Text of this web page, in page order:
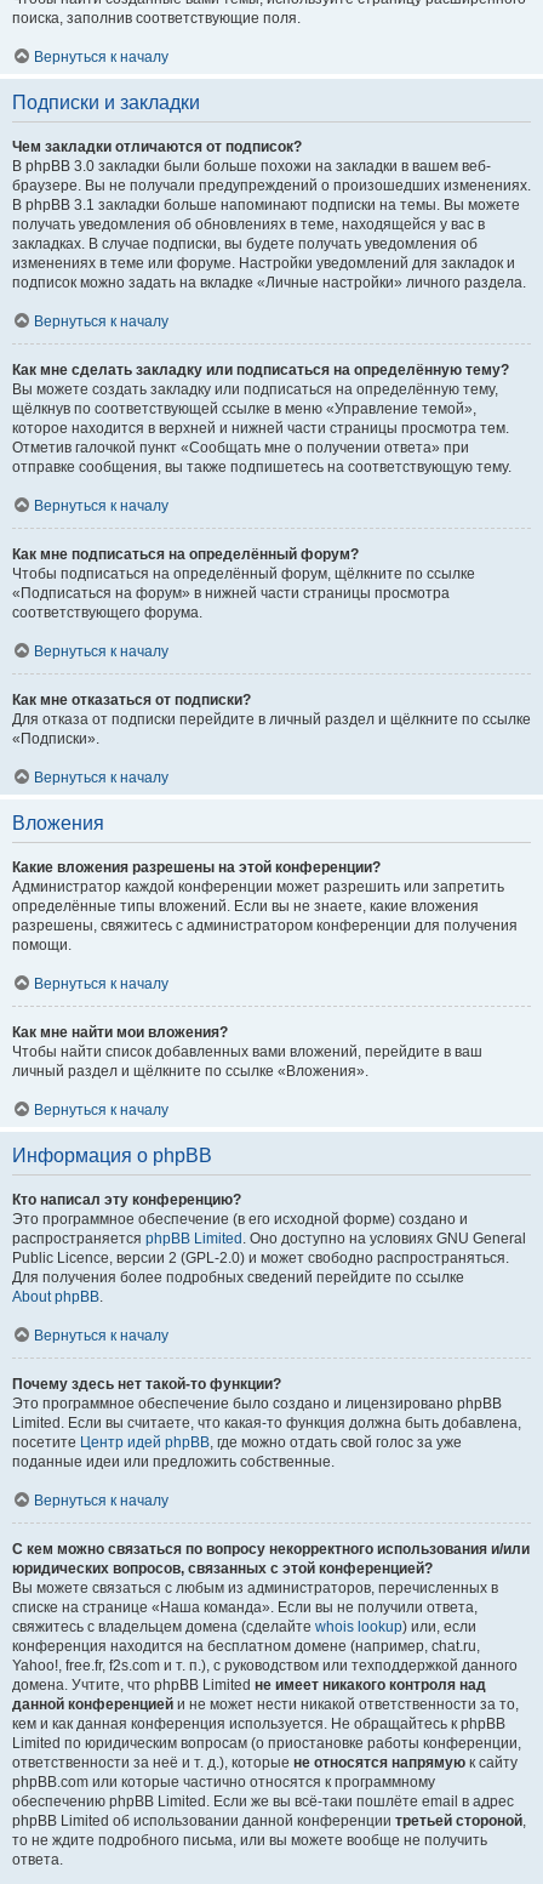
поиска, заполнив соответствующие поля.
Вернуться к началу
Подписки и закладки
Чем закладки отличаются от подписок?
В phpBB 3.0 закладки были больше похожи на закладки в вашем веб-
браузере. Вы не получали предупреждений о произошедших изменениях.
В phpBB 3.1 закладки больше напоминают подписки на темы. Вы можете
получать уведомления об обновлениях в теме, находящейся у вас в
закладках. В случае подписки, вы будете получать уведомления об
изменениях в теме или форуме. Настройки уведомлений для закладок и
подписок можно задать на вкладке «Личные настройки» личного раздела.
Вернуться к началу
Как мне сделать закладку или подписаться на определённую тему?
Вы можете создать закладку или подписаться на определённую тему,
щёлкнув по соответствующей ссылке в меню «Управление темой»,
которое находится в верхней и нижней части страницы просмотра тем.
Отметив галочкой пункт «Сообщать мне о получении ответа» при
отправке сообщения, вы также подпишетесь на соответствующую тему.
Вернуться к началу
Как мне подписаться на определённый форум?
Чтобы подписаться на определённый форум, щёлкните по ссылке
«Подписаться на форум» в нижней части страницы просмотра
соответствующего форума.
Вернуться к началу
Как мне отказаться от подписки?
Для отказа от подписки перейдите в личный раздел и щёлкните по ссылке
«Подписки».
Вернуться к началу
Вложения
Какие вложения разрешены на этой конференции?
Администратор каждой конференции может разрешить или запретить
определённые типы вложений. Если вы не знаете, какие вложения
разрешены, свяжитесь с администратором конференции для получения
помощи.
Вернуться к началу
Как мне найти мои вложения?
Чтобы найти список добавленных вами вложений, перейдите в ваш
личный раздел и щёлкните по ссылке «Вложения».
Вернуться к началу
Информация о phpBB
Кто написал эту конференцию?
Это программное обеспечение (в его исходной форме) создано и
распространяется phpBB Limited . Оно доступно на условиях GNU General
Public Licence, версии 2 (GPL-2.0) и может свободно распространяться.
Для получения более подробных сведений перейдите по ссылке
About phpBB.
Вернуться к началу
Почему здесь нет такой-то функции?
Это программное обеспечение было создано и лицензировано phpBB
Limited. Если вы считаете, что какая-то функция должна быть добавлена,
посетите Центр идей phpBB, где можно отдать свой голос за уже
поданные идеи или предложить собственные.
Вернуться к началу
С кем можно связаться по вопросу некорректного использования и/или
юридических вопросов, связанных с этой конференцией?
Вы можете связаться с любым из администраторов, перечисленных в
списке на странице «Наша команда». Если вы не получили ответа,
свяжитесь с владельцем домена (сделайте whois lookup) или, если
конференция находится на бесплатном домене (например, chat.ru,
Yahoo!, free.fr, f2s.com и т. п.), с руководством или техподдержкой данного
домена. Учтите, что phpBB Limited не имеет никакого контроля над
данной конференцией и не может нести никакой ответственности за то,
кем и как данная конференция используется. Не обращайтесь к phpBB
Limited по юридическим вопросам (о приостановке работы конференции,
ответственности за неё и т. д.), которые не относятся напрямую к сайту
phpBB.com или которые частично относятся к программному
обеспечению phpBB Limited. Если же вы всё-таки пошлёте email в адрес
phpBB Limited об использовании данной конференции третьей стороной,
то не ждите подробного письма, или вы можете вообще не получить
ответа.